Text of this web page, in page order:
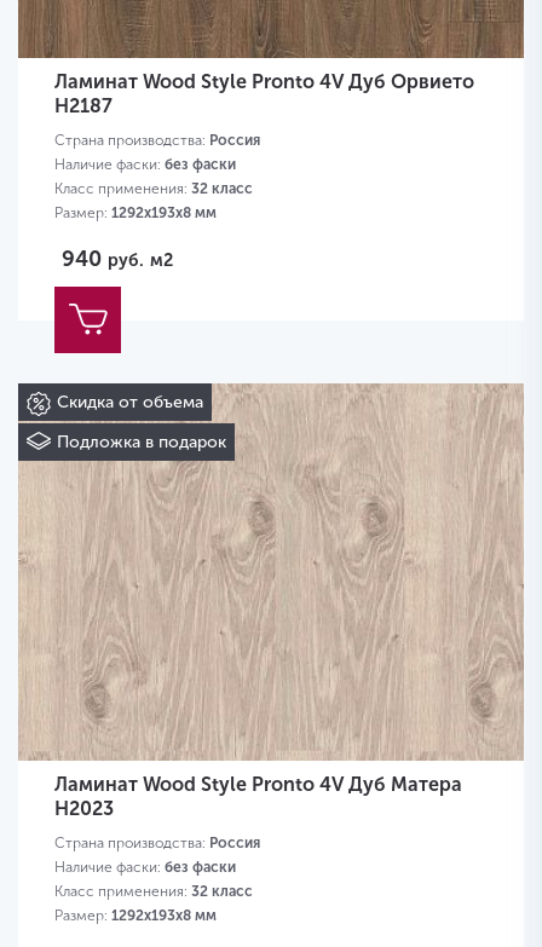
Ламинат Wood Style Pronto 4V Дуб Орвието
H2187
Страна производства: Россия
Наличие фаски: без фаски
Класс применения: 32 класс
Размер: 1292х193х8 мм
940 руб. м2
Скидка от объема
Подложка в подарок
Ламинат Wood Style Pronto 4V Дуб Матера
H2023
Страна производства: Россия
Наличие фаски: без фаски
Класс применения: 32 класс
Размер: 1292х193х8 мм